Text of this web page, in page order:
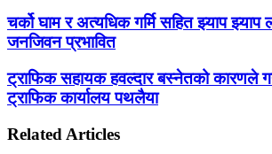
चर्को घाम र अत्यधिक गर्मि सहित झ्याप झ्याप
जनजिवन प्रभावित
ट्राफिक सहायक हवल्दार बस्नेतको कारणले
ट्राफिक कार्यालय पथलैया
Related Articles